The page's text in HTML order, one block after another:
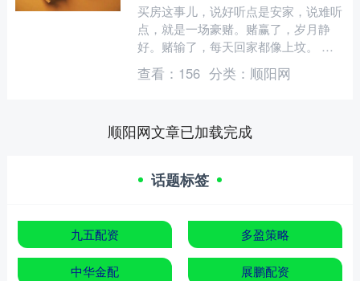
买房这事儿，说好听点是安家，说难听
点，就是一场豪赌。赌赢了，岁月静
好。赌输了，每天回家都像上坟。 我
是换了三次房的“资深韭菜”，今天把我
的教训，跟大家好好说说。....
查看： 156 分类： 顺阳网
顺阳网文章已加载完成
话题标签
九五配资 多盈策略
中华金配 展鹏配资